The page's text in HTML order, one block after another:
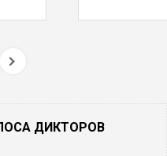
ДИКТОРОВ